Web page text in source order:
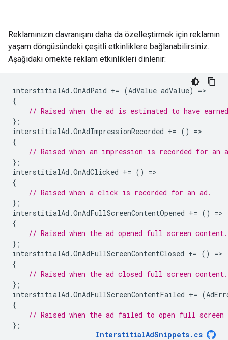
Reklamınızın davranışını daha da özelleştirmek için reklamın
yaşam döngüsündeki çeşitli etkinliklere bağlanabilirsiniz.
Aşağıdaki örnekte reklam etkinlikleri dinlenir:
interstitialAd .OnAdPaid += (AdValue adValue) =
{
// Raised when the ad is estimated to have
};
interstitialAd .OnAdImpressionRecorded += () =
{
// Raised when an impression is recorded for an
};
interstitialAd .OnAdClicked += () =
{
// Raised when a click is recorded for an ad.
};
interstitialAd .OnAdFullScreenContentOpened += () =
{
// Raised when the ad opened full screen content.
};
interstitialAd .OnAdFullScreenContentClosed += () =
{
// Raised when the ad closed full screen content.
};
interstitialAd .OnAdFullScreenContentFailed += (
{
// Raised when the ad failed to open full screen
};
InterstitialAdSnippets. cs